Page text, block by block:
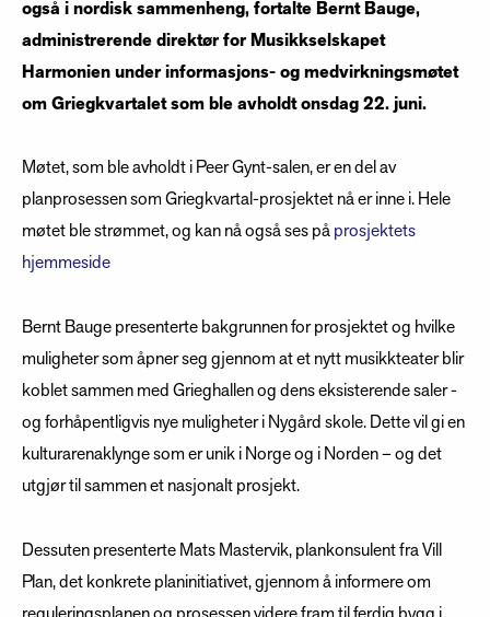
også i nordisk sammenheng, fortalte Bernt Bauge,
administrerende direktør for Musikkselskapet
Harmonien under informasjons- og medvirkningsmøtet
om Griegkvartalet som ble avholdt onsdag 22. juni.
Møtet, som ble avholdt i Peer Gynt-salen, er en del av
planprosessen som Griegkvartal-prosjektet nå er inne i. Hele
møtet ble strømmet, og kan nå også ses påprosjektets
hjemmeside
Bernt Bauge presenterte bakgrunnen for prosjektet og hvilke
muligheter som åpner seg gjennom at et nytt musikkteater blir
koblet sammen med Grieghallen og dens eksisterende saler -
og forhåpentligvis nye muligheter i Nygård skole. Dette vil gi en
kulturarenaklynge som er unik i Norge og i Norden – og det
utgjør til sammen et nasjonalt prosjekt.
Dessuten presenterte Mats Mastervik, plankonsulent fra Vill
Plan, det konkrete planinitiativet, gjennom å informere om